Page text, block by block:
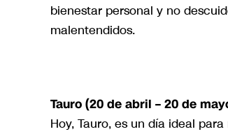
bienestar personal y no
malentendidos.
Tauro (20 de abril – 20 de
Hoy, Tauro, es un día ideal